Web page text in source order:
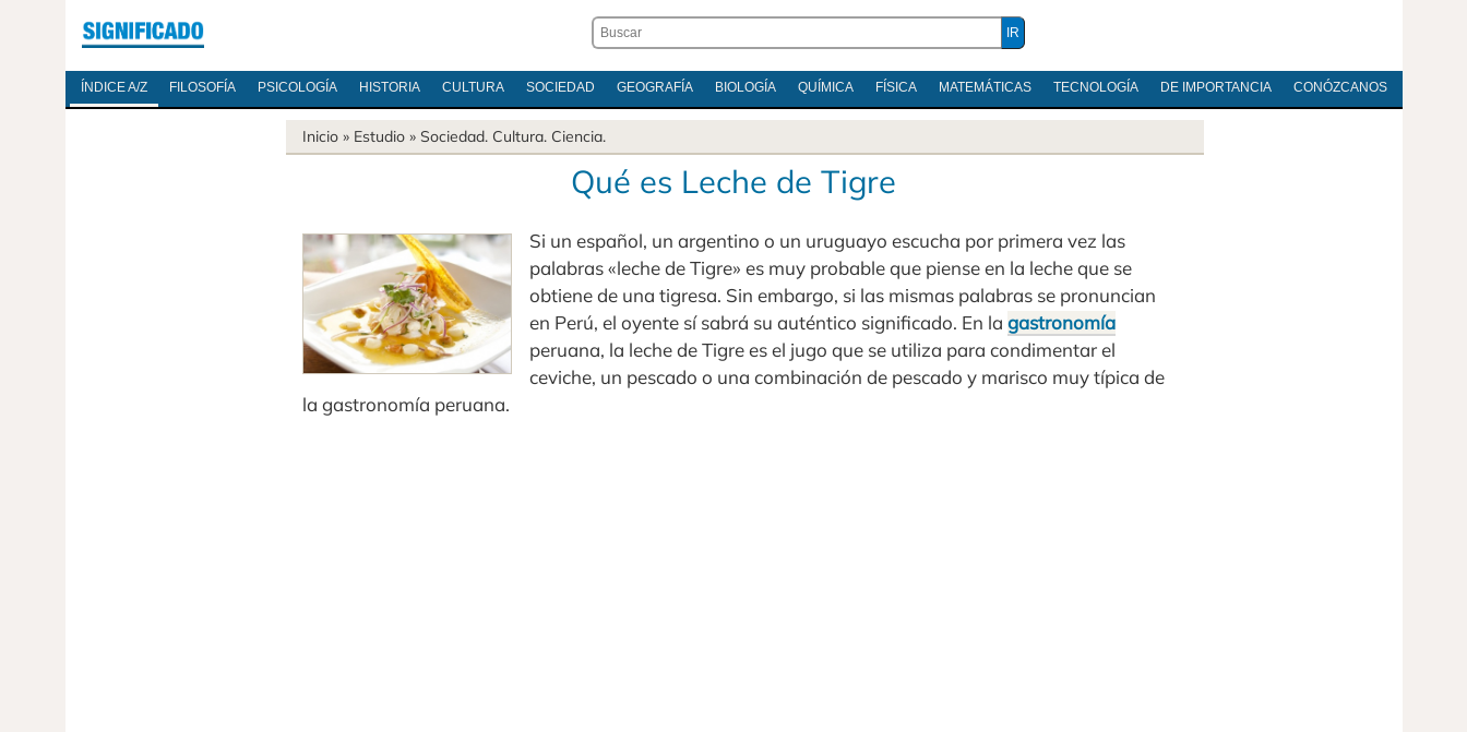
ÍNDICE A/Z FILOSOFÍA PSICOLOGÍA HISTORIA CULTURA SOCIEDAD GEOGRAFÍA BIOLOGÍA QUÍMICA FÍSICA MATEMÁTICAS TECNOLOGÍA DE IMPORTANCIA CONÓZCANOS
Inicio » Estudio » Sociedad. Cultura. Ciencia.
Qué es Leche de Tigre
Si un español, un argentino o un uruguayo escucha por primera vez las
palabras «leche de Tigre» es muy probable que piense en la leche que se
obtiene de una tigresa. Sin embargo, si las mismas palabras se pronuncian
en Perú, el oyente sí sabrá su auténtico significado. En la gastronomía
peruana, la leche de Tigre es el jugo que se utiliza para condimentar el
ceviche, un pescado o una combinación de pescado y marisco muy típica de
la gastronomía peruana.